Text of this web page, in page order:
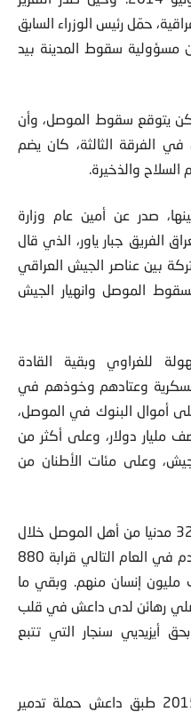
حمّل رئيس الوزراء السابق
آخرين مسؤولية سقوط المدينة بيد
يتوقع سقوط الموصل، وأن
في الفرقة الثالثة، كان يضم
صدر عن أمين عام وزارة
الفريق جبار ياور، الذي قال
بين عناصر الجيش العراقي
الموصل وانهيار الجيش
للغراوي وبقية القادة
وعتادهم وخوذهم في
أموال البنوك في الموصل،
مليار دولار، وعلى أكثر من
الجيش، وعلى مئات الأطنان من
وقام التنظيم بإعدام ما يقارب 3250 مدنيا من أهل الموصل خلال
العام الأول من سيطرته عليها. وأعدم في العام التالي قرابة 880
مليون إنسان منهم. وبقي ما
رهائن لدى داعش في قلب
بحق أيزيديي سنجار التي تتبع
وبدءاً من فبراير العام الماضي 2015 طبق داعش حملة تدمير